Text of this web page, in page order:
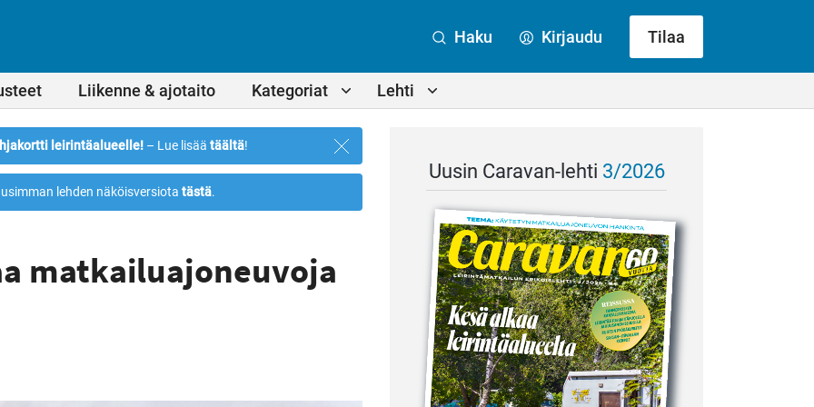
Liikenne & ajotaito Kategoriat Lehti
Haku Kirjaudu Tilaa
leirintäalueelle! – Lue lisää täältä!
Sulje
ilmoitus
lehden näköisversiota tästä.
matkailuajoneuvoja
Uusin Caravan-lehti 3/2026